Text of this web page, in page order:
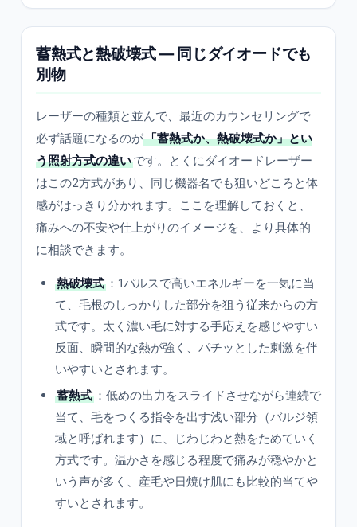
蓄熱式と熱破壊式 — 同じダイオードでも
別物
レーザーの種類と並んで、最近のカウンセリングで
必ず話題になるのが「蓄熱式か、熱破壊式か」とい
う照射方式の違いです。とくにダイオードレーザー
はこの2方式があり、同じ機器名でも狙いどころと体
感がはっきり分かれます。ここを理解しておくと、
痛みへの不安や仕上がりのイメージを、より具体的
に相談できます。
熱破壊式 ：1パルスで高いエネルギーを一気に当
て、毛根のしっかりした部分を狙う従来からの方
式です。太く濃い毛に対する手応えを感じやすい
反面、瞬間的な熱が強く、パチッとした刺激を伴
いやすいとされます。
蓄熱式 ：低めの出力をスライドさせながら連続で
当て、毛をつくる指令を出す浅い部分（バルジ領
域と呼ばれます）に、じわじわと熱をためていく
方式です。温かさを感じる程度で痛みが穏やかと
いう声が多く、産毛や日焼け肌にも比較的当てや
すいとされます。